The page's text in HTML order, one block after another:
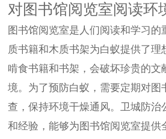
对图书馆阅览室阅读环
图书馆阅览室是人们阅读和学习的
质书籍和木质书架为白蚁提供了理
啃食书籍和书架，会破坏珍贵的文
境。为了预防白蚁，需要定期对图
查，保持环境干燥通风。卫城防治
和经验，能够为图书馆阅览室提供